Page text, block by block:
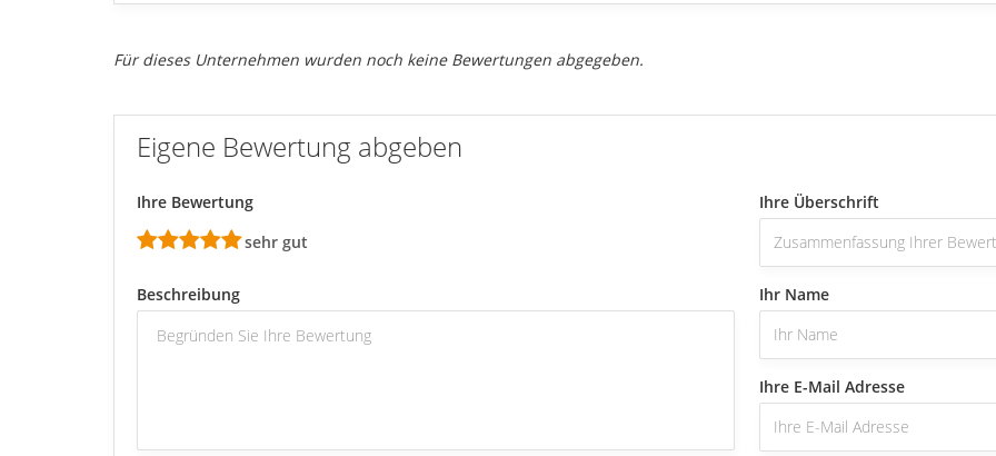
Für dieses Unternehmen wurden noch keine Bewertungen abgegeben.
Eigene Bewertung abgeben
Ihre Bewertung
sehr gut
Ihre Überschrift
Ihr Name
Ihre E-Mail Adresse
Beschreibung